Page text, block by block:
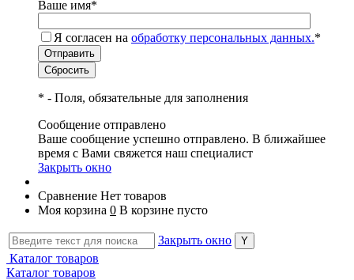
Ваше имя*
Я согласен на обработку персональных данных.*
* - Поля, обязательные для заполнения
Сообщение отправлено
Ваше сообщение успешно отправлено. В ближайшее
время с Вами свяжется наш специалист
Закрыть окно
Сравнение Нет товаров
Моя корзина 0 В корзине пусто
Закрыть окно
Каталог товаров
Каталог товаров